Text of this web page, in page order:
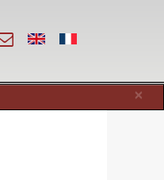
×